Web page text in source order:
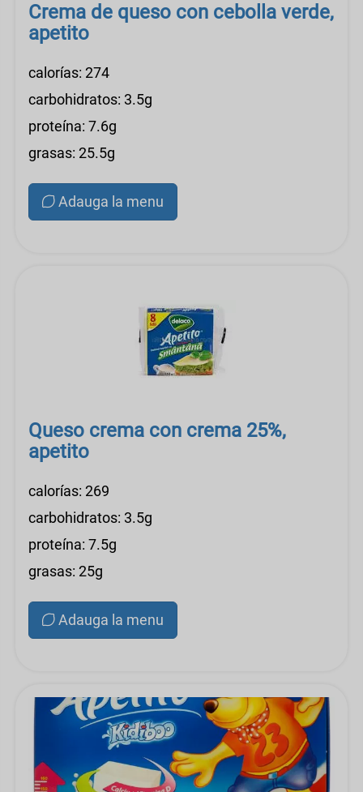
Crema de queso con cebolla verde,
apetito
calorías: 274
carbohidratos: 3.5g
proteína: 7.6g
grasas: 25.5g
Adauga la menu
Queso crema con crema 25%,
apetito
calorías: 269
carbohidratos: 3.5g
proteína: 7.5g
grasas: 25g
Adauga la menu